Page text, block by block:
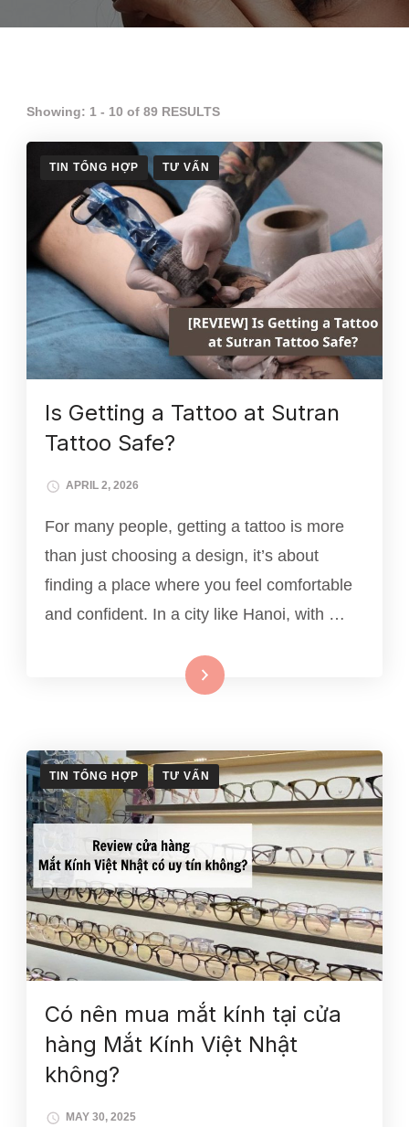
Showing: 1 - 10 of 89 RESULTS
TIN TỔNG HỢP TƯ VẤN
Is Getting a Tattoo at Sutran
Tattoo Safe?
APRIL 2, 2026
For many people, getting a tattoo is more
than just choosing a design, it’s about
finding a place where you feel comfortable
and confident. In a city like Hanoi, with …
Xem thêm
TIN TỔNG HỢP TƯ VẤN
Có nên mua mắt kính tại cửa
hàng Mắt Kính Việt Nhật
không?
MAY 30, 2025